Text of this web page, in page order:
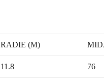
RADIE (M)
11.8 76